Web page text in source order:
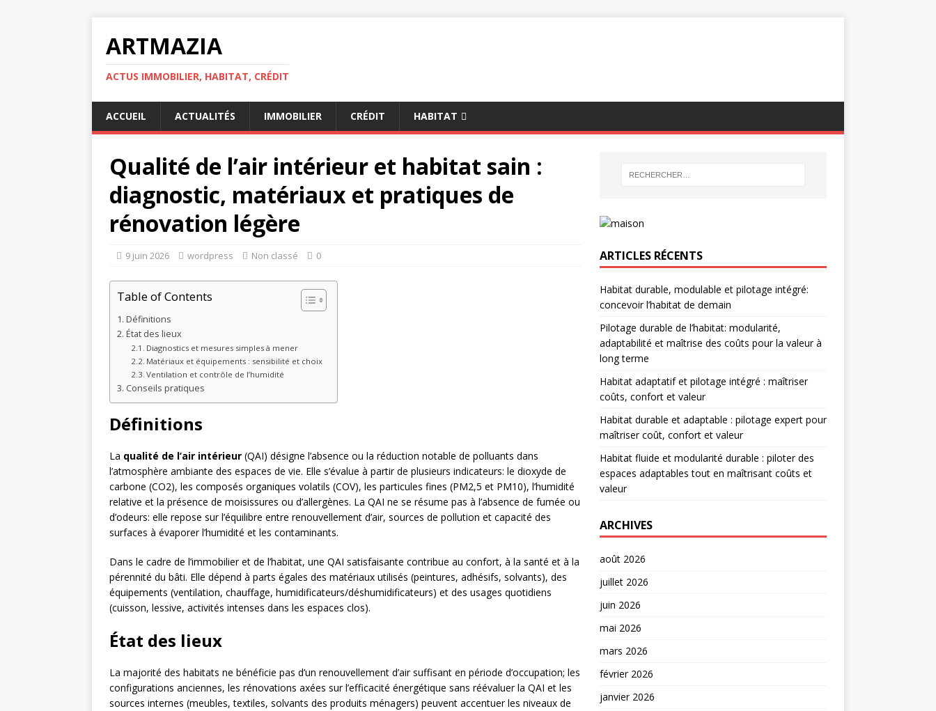
ARTMAZIA
ACTUS IMMOBILIER, HABITAT, CRÉDIT
ACCUEIL ACTUALITÉS IMMOBILIER CRÉDIT HABITAT
Qualité de l’air intérieur et habitat sain :
diagnostic, matériaux et pratiques de
rénovation légère
9 juin 2026 wordpress Non classé 0
Table of Contents
Définitions
État des lieux
Diagnostics et mesures simples à mener
Matériaux et équipements : sensibilité et choix
Ventilation et contrôle de l’humidité
Conseils pratiques
Définitions
La qualité de l’air intérieur (QAI) désigne l’absence ou la réduction notable de polluants dans
l’atmosphère ambiante des espaces de vie. Elle s’évalue à partir de plusieurs indicateurs: le dioxyde de
carbone (CO2), les composés organiques volatils (COV), les particules fines (PM2,5 et PM10), l’humidité
relative et la présence de moisissures ou d’allergènes. La QAI ne se résume pas à l’absence de fumée ou
d’odeurs: elle repose sur l’équilibre entre renouvellement d’air, sources de pollution et capacité des
surfaces à évaporer l’humidité et les contaminants.
Dans le cadre de l’immobilier et de l’habitat, une QAI satisfaisante contribue au confort, à la santé et à la
pérennité du bâti. Elle dépend à parts égales des matériaux utilisés (peintures, adhésifs, solvants), des
équipements (ventilation, chauffage, humidificateurs/déshumidificateurs) et des usages quotidiens
(cuisson, lessive, activités intenses dans les espaces clos).
État des lieux
La majorité des habitats ne bénéficie pas d’un renouvellement d’air suffisant en période d’occupation; les
configurations anciennes, les rénovations axées sur l’efficacité énergétique sans réévaluer la QAI et les
sources internes (meubles, textiles, solvants des produits ménagers) peuvent accentuer les niveaux de
ARTICLES RÉCENTS
Habitat durable, modulable et pilotage intégré:
concevoir l’habitat de demain
Pilotage durable de l’habitat: modularité,
adaptabilité et maîtrise des coûts pour la valeur à
long terme
Habitat adaptatif et pilotage intégré : maîtriser
coûts, confort et valeur
Habitat durable et adaptable : pilotage expert pour
maîtriser coût, confort et valeur
Habitat fluide et modularité durable : piloter des
espaces adaptables tout en maîtrisant coûts et
valeur
ARCHIVES
août 2026
juillet 2026
juin 2026
mai 2026
mars 2026
février 2026
janvier 2026